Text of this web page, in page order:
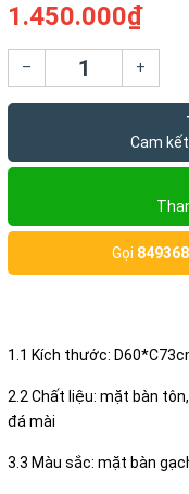
1.450.000₫
– +
Cam
Gọi
1.1 Kích thước:
2.2 Chất liệu: mặt bàn
đá mài
3.3 Màu sắc: mặt bàn